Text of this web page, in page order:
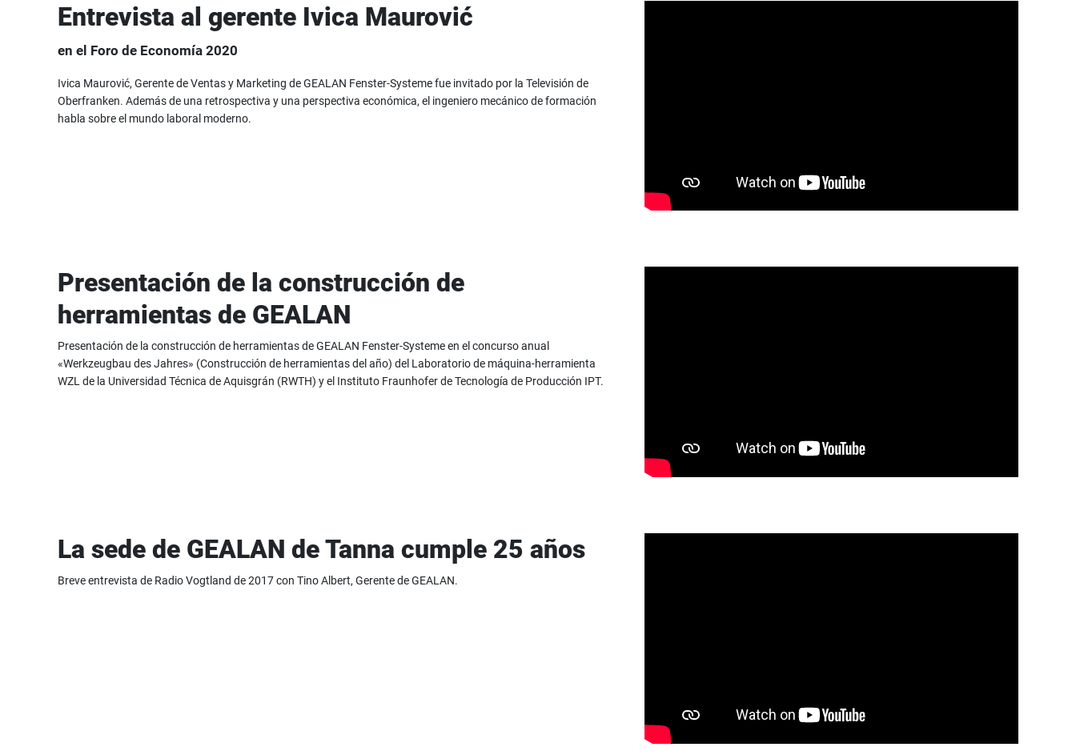
Entrevista al gerente Ivica Maurović
en el Foro de Economía 2020
Ivica Maurović, Gerente de Ventas y Marketing de GEALAN Fenster-Systeme fue invitado por la Televisión de
Oberfranken. Además de una retrospectiva y una perspectiva económica, el ingeniero mecánico de formación
habla sobre el mundo laboral moderno.
Presentación de la construcción de
herramientas de GEALAN
Presentación de la construcción de herramientas de GEALAN Fenster-Systeme en el concurso anual
«Werkzeugbau des Jahres» (Construcción de herramientas del año) del Laboratorio de máquina-herramienta
WZL de la Universidad Técnica de Aquisgrán (RWTH) y el Instituto Fraunhofer de Tecnología de Producción IPT.
La sede de GEALAN de Tanna cumple 25 años
Breve entrevista de Radio Vogtland de 2017 con Tino Albert, Gerente de GEALAN.